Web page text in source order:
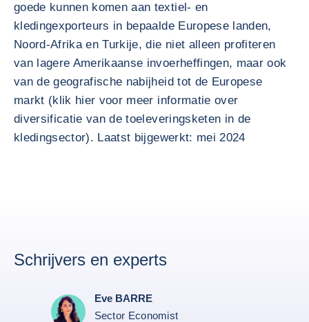
goede kunnen komen aan textiel- en
kledingexporteurs in bepaalde Europese landen,
Noord-Afrika en Turkije, die niet alleen profiteren
van lagere Amerikaanse invoerheffingen, maar ook
van de geografische nabijheid tot de Europese
markt (klik hier voor meer informatie over
diversificatie van de toeleveringsketen in de
kledingsector). Laatst bijgewerkt: mei 2024
Schrijvers en experts
Eve BARRE
Sector Economist